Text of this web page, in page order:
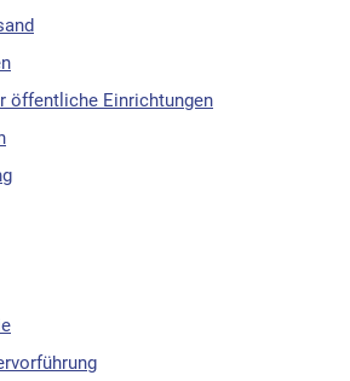
öffentliche Einrichtungen